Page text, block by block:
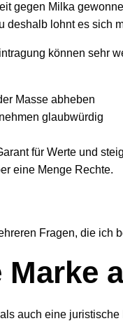
gegen Milka
deshalb lohnt es sich
können sehr
Masse abheben
glaubwürdig
für Werte und
eine Menge Rechte.
Fragen, die
auch eine